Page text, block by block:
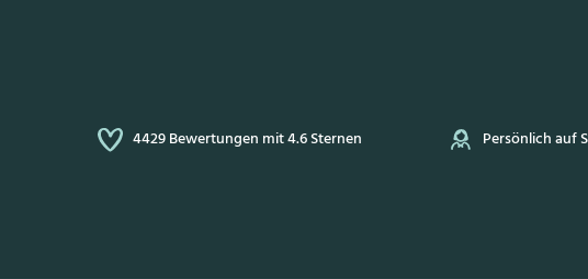
Persönlich auf Sylt für Sie da Rund 200